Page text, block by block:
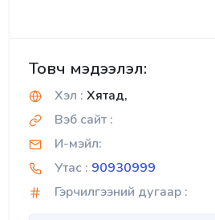
Товч мэдээлэл:
Хэл : Хятад,
Вэб сайт :
И-мэйл:
Утас : 90930999
Гэрчилгээний дугаар :